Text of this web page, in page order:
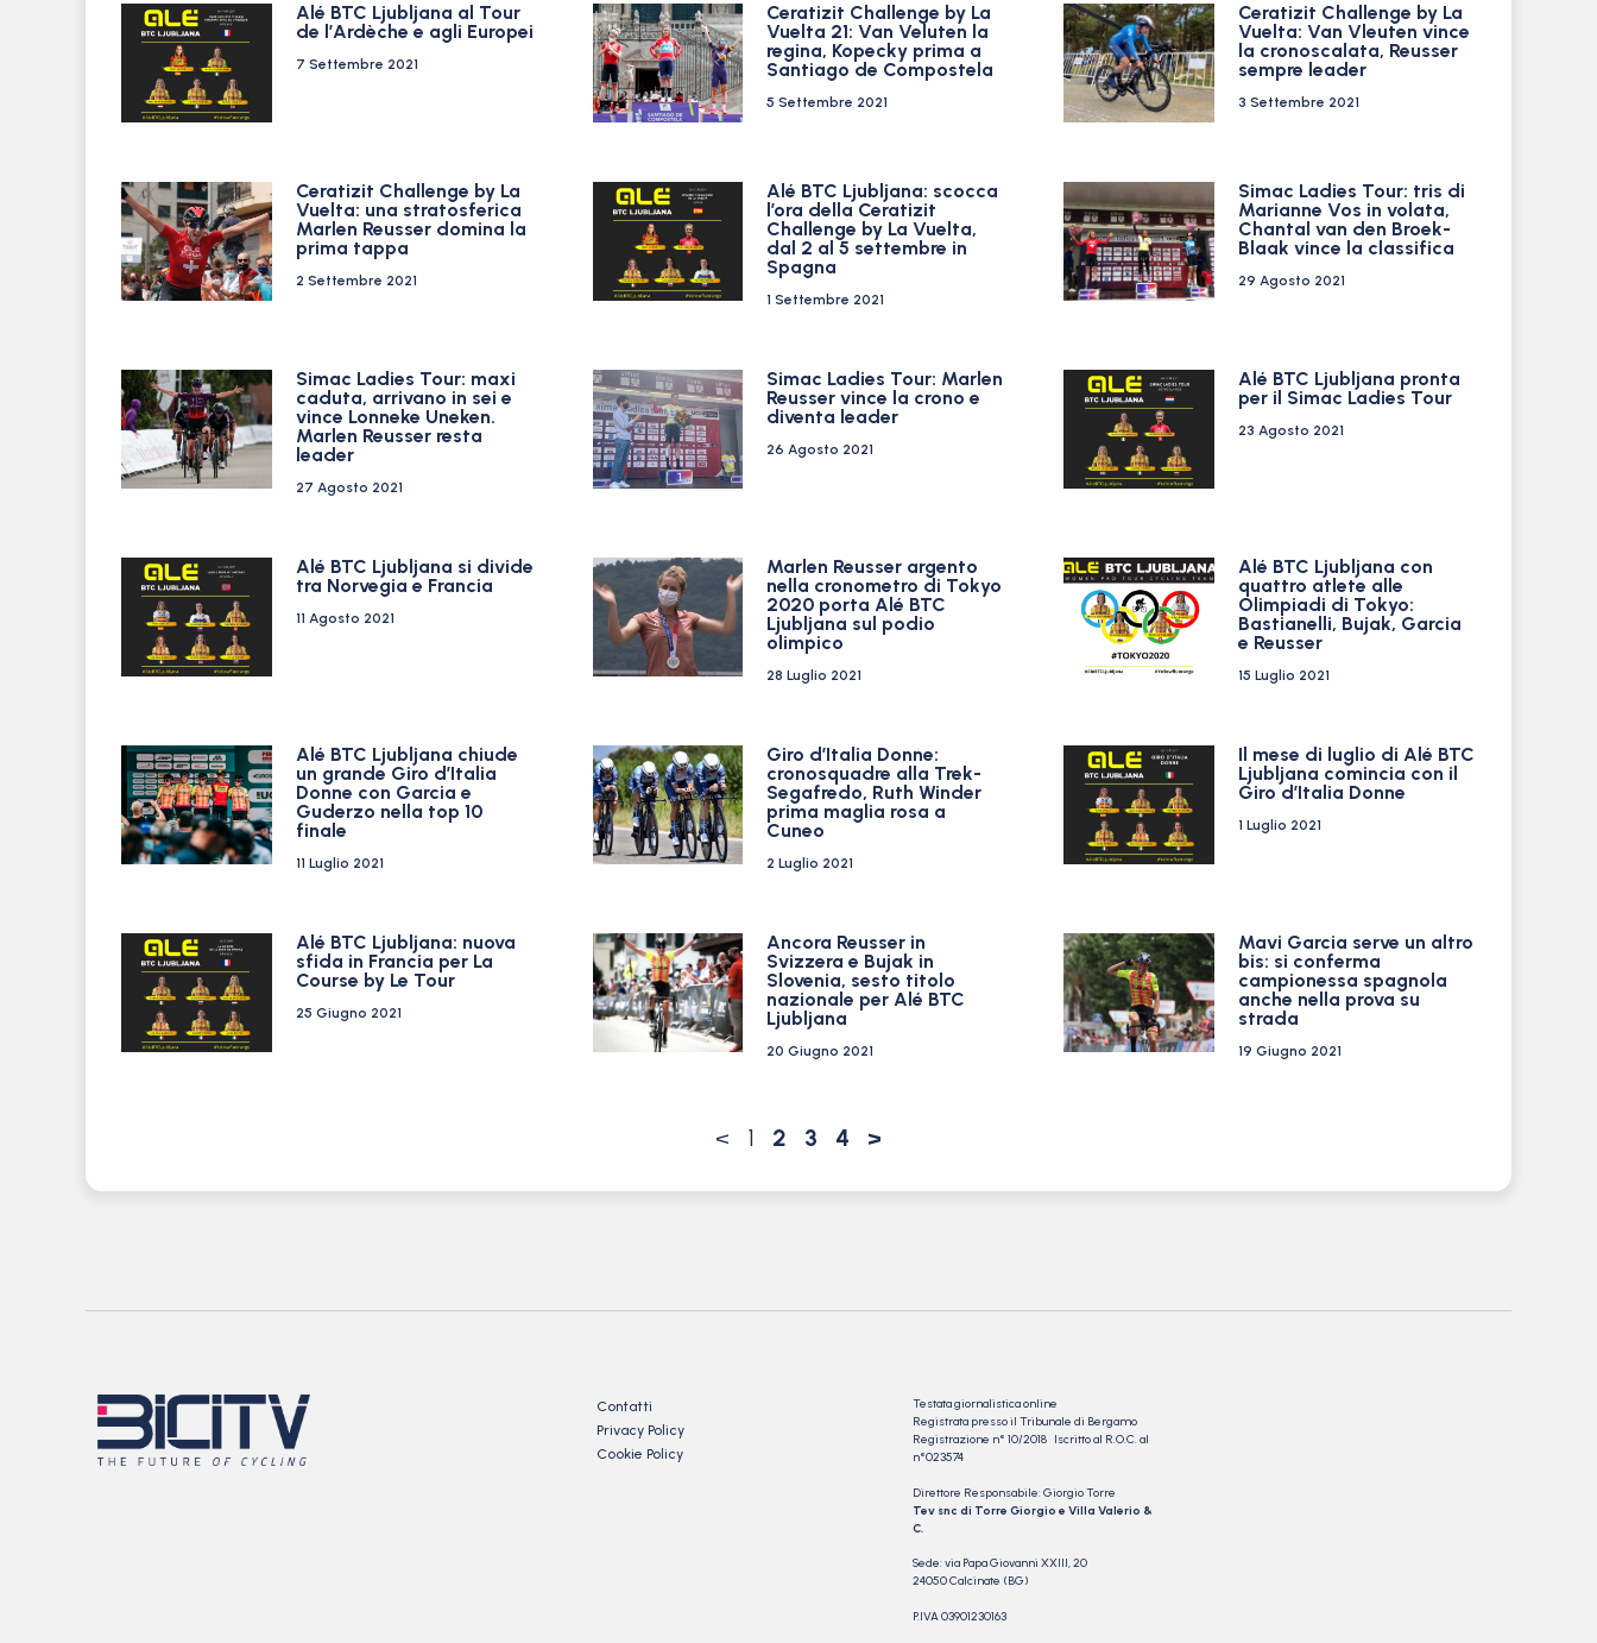
Alé BTC Ljubljana al Tour
de l’Ardèche e agli Europei
7 Settembre 2021
Ceratizit Challenge by La
Vuelta 21: Van Veluten la
regina, Kopecky prima a
Santiago de Compostela
5 Settembre 2021
Ceratizit Challenge by La
Vuelta: Van Vleuten vince
la cronoscalata, Reusser
sempre leader
3 Settembre 2021
Ceratizit Challenge by La
Vuelta: una stratosferica
Marlen Reusser domina la
prima tappa
2 Settembre 2021
Alé BTC Ljubljana: scocca
l’ora della Ceratizit
Challenge by La Vuelta,
dal 2 al 5 settembre in
Spagna
1 Settembre 2021
Simac Ladies Tour: tris di
Marianne Vos in volata,
Chantal van den Broek-
Blaak vince la classifica
29 Agosto 2021
Simac Ladies Tour: maxi
caduta, arrivano in sei e
vince Lonneke Uneken.
Marlen Reusser resta
leader
27 Agosto 2021
Simac Ladies Tour: Marlen
Reusser vince la crono e
diventa leader
26 Agosto 2021
Alé BTC Ljubljana pronta
per il Simac Ladies Tour
23 Agosto 2021
Alé BTC Ljubljana si divide
tra Norvegia e Francia
11 Agosto 2021
Marlen Reusser argento
nella cronometro di Tokyo
2020 porta Alé BTC
Ljubljana sul podio
olimpico
28 Luglio 2021
Alé BTC Ljubljana con
quattro atlete alle
Olimpiadi di Tokyo:
Bastianelli, Bujak, Garcia
e Reusser
15 Luglio 2021
Alé BTC Ljubljana chiude
un grande Giro d’Italia
Donne con Garcia e
Guderzo nella top 10
finale
11 Luglio 2021
Giro d’Italia Donne:
cronosquadre alla Trek-
Segafredo, Ruth Winder
prima maglia rosa a
Cuneo
2 Luglio 2021
Il mese di luglio di Alé BTC
Ljubljana comincia con il
Giro d’Italia Donne
1 Luglio 2021
Alé BTC Ljubljana: nuova
sfida in Francia per La
Course by Le Tour
25 Giugno 2021
Ancora Reusser in
Svizzera e Bujak in
Slovenia, sesto titolo
nazionale per Alé BTC
Ljubljana
20 Giugno 2021
Mavi Garcia serve un altro
bis: si conferma
campionessa spagnola
anche nella prova su
strada
19 Giugno 2021
< 1 2 3 4 >
Contatti
Privacy Policy
Cookie Policy
Testata giornalistica online
Registrata presso il Tribunale di Bergamo
Registrazione n° 10/2018 Iscritto al R.O.C. al
n°023574
Direttore Responsabile: Giorgio Torre
Tev snc di Torre Giorgio e Villa Valerio &
C.
Sede: via Papa Giovanni XXIII, 20
24050 Calcinate (BG)
P.IVA 03901230163